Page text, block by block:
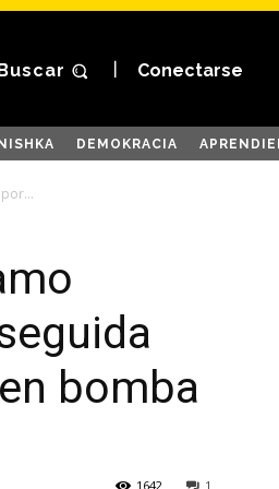
Buscar Conectarse
DEMOKRACIA
bomba
1
1642